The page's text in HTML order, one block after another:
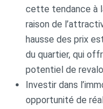
cette tendance à
raison de
hausse des prix
du quartier, qui
potentiel de
Investir dans
opportunité de